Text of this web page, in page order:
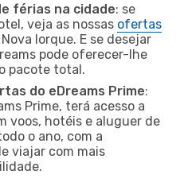
férias na cidade: se
veja as nossas ofertas
Iorque. E se desejar
pode oferecer-lhe
pacote total.
do eDreams Prime:
Prime, terá acesso a
voos, hotéis e aluguer de
o ano, com a
viajar com mais